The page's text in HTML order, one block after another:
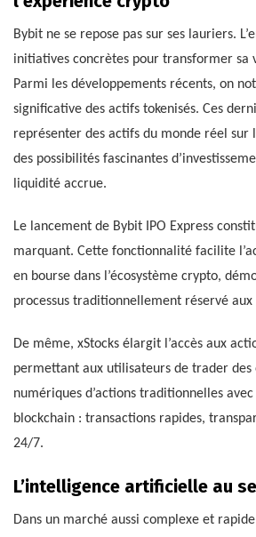
Bybit ne se repose pas sur ses lauriers.
initiatives concrètes pour transformer sa
Parmi les développements récents, on
significative des actifs tokenisés. Ces
représenter des actifs du monde réel sur
des possibilités fascinantes
liquidité accrue.
Le lancement de Bybit IPO Express
marquant. Cette fonctionnalité facilite
en bourse dans l’écosystème crypto,
processus traditionnellement réservé aux
De même, xStocks élargit l’accès aux
permettant aux utilisateurs de trader des
numériques d’actions traditionnelles
blockchain : transactions rapides,
24/7.
L’intelligence artificielle au
Dans un marché aussi complexe et